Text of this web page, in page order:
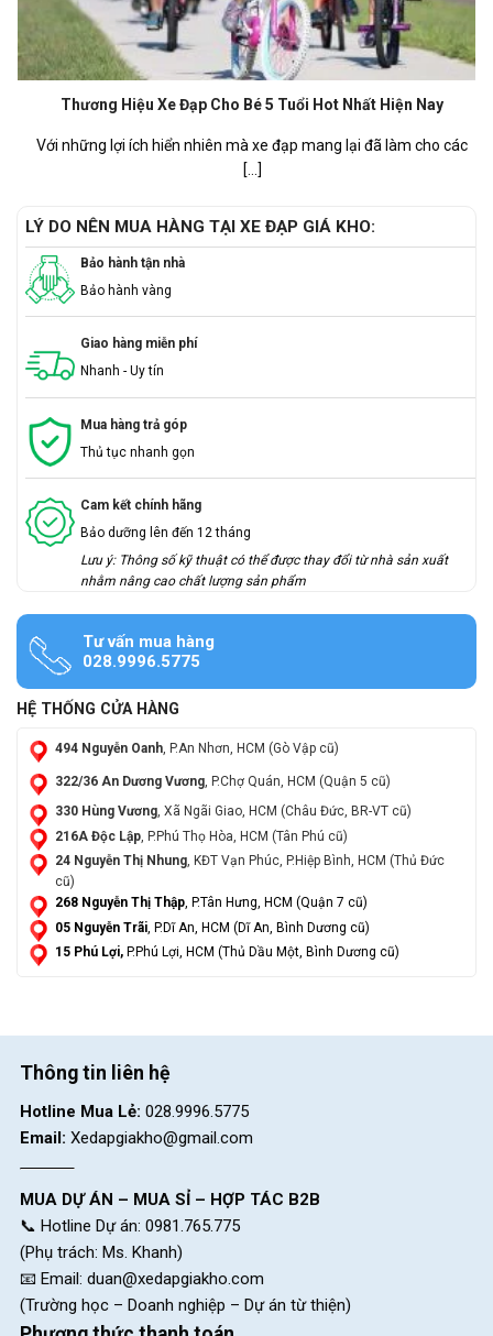
Thương Hiệu Xe Đạp Cho Bé 5 Tuổi Hot Nhất Hiện Nay
Với những lợi ích hiển nhiên mà xe đạp mang lại đã làm cho các
[...]
LÝ DO NÊN MUA HÀNG TẠI XE ĐẠP GIÁ KHO:
Bảo hành tận nhà
Bảo hành vàng
Giao hàng miễn phí
Nhanh - Uy tín
Mua hàng trả góp
Thủ tục nhanh gọn
Cam kết chính hãng
Bảo dưỡng lên đến 12 tháng
Lưu ý: Thông số kỹ thuật có thể được thay đổi từ nhà sản xuất
nhằm nâng cao chất lượng sản phẩm
Tư vấn mua hàng
028.9996.5775
HỆ THỐNG CỬA HÀNG
494 Nguyễn Oanh, P.An Nhơn, HCM (Gò Vập cũ)
322/36 An Dương Vương, P.Chợ Quán, HCM (Quận 5 cũ)
330 Hùng Vương, Xã Ngãi Giao, HCM (Châu Đức, BR-VT cũ)
216A Độc Lập, P.Phú Thọ Hòa, HCM (Tân Phú cũ)
24 Nguyễn Thị Nhung, KĐT Vạn Phúc, P.Hiệp Bình, HCM (Thủ Đức
cũ)
268 Nguyễn Thị Thập, P.Tân Hưng, HCM (Quận 7 cũ)
05 Nguyễn Trãi , P.Dĩ An, HCM (Dĩ An, Bình Dương cũ)
15 Phú Lợi, P.Phú Lợi, HCM (Thủ Dầu Một, Bình Dương cũ)
Thông tin liên hệ
Hotline Mua Lẻ: 028.9996.5775
Email: Xedapgiakho@gmail.com
MUA DỰ ÁN – MUA SỈ – HỢP TÁC B2B
📞 Hotline Dự án: 0981.765.775
(Phụ trách: Ms. Khanh)
📧 Email: duan@xedapgiakho.com
(Trường học – Doanh nghiệp – Dự án từ thiện)